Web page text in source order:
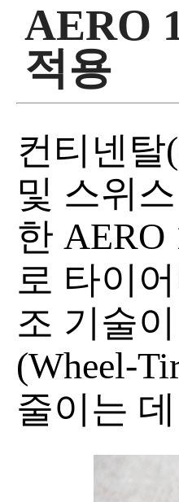
AERO
적용
컨티넨탈
및 스위
한
로 타이
조 기술
(Wheel-
줄이는